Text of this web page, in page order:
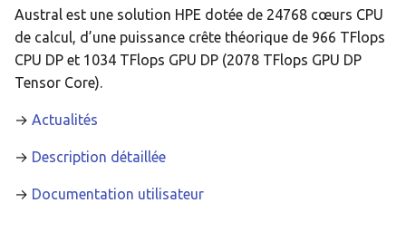
i
a
s
a
Rapport de consommation
Gestion des données
Modules
Guide Modules
Signaux envoyés par
Guide GPGPU
Jobs hétérogènes
Hébergement de boites
Austral est une solution HPE dotée de 24768 cœurs CPU
de calcul, d’une puissance crête théorique de 966 TFlops
CPU DP et 1034 TFlops GPU DP (2078 TFlops GPU DP
Tensor Core).
→ Actualités
→ Description détaillée
→ Documentation utilisateur